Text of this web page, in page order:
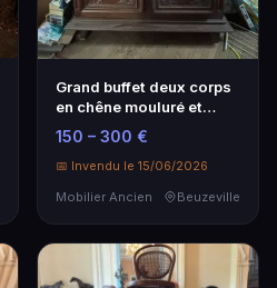
Grand buffet deux corps
en chêne mouluré et
sculpté et son c…
150 – 300 €
📅 Invendu le 15/06/2026
Mobilier Ancien
Beuzeville